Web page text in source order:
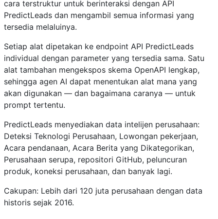
cara terstruktur untuk berinteraksi dengan API
PredictLeads dan mengambil semua informasi yang
tersedia melaluinya.
Setiap alat dipetakan ke endpoint API PredictLeads
individual dengan parameter yang tersedia sama. Satu
alat tambahan mengekspos skema OpenAPI lengkap,
sehingga agen AI dapat menentukan alat mana yang
akan digunakan — dan bagaimana caranya — untuk
prompt tertentu.
PredictLeads menyediakan data intelijen perusahaan:
Deteksi Teknologi Perusahaan, Lowongan pekerjaan,
Acara pendanaan, Acara Berita yang Dikategorikan,
Perusahaan serupa, repositori GitHub, peluncuran
produk, koneksi perusahaan, dan banyak lagi.
Cakupan: Lebih dari 120 juta perusahaan dengan data
historis sejak 2016.